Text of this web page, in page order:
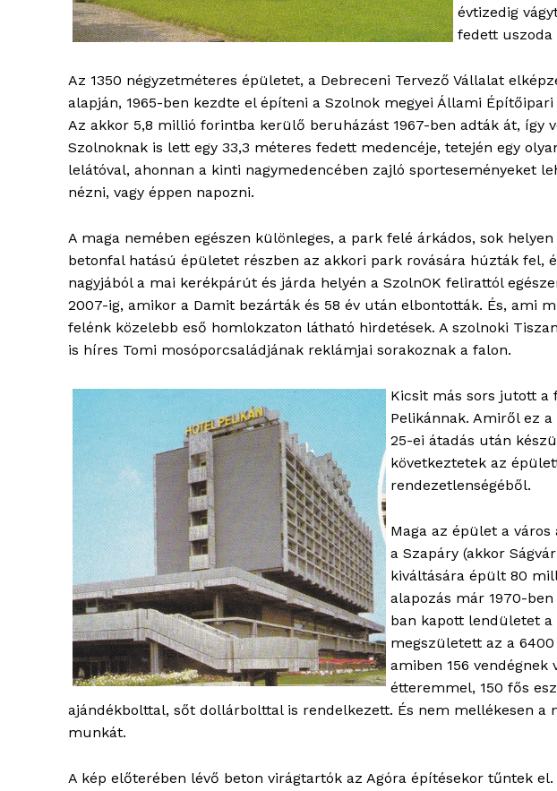
évtizedig
fedett uszoda
Az 1350 négyzetméteres épületet, a Debreceni Tervező Vállalat
alapján, 1965-ben kezdte el építeni a Szolnok megyei Állami Építőipari
Az akkor 5,8 millió forintba kerülő beruházást 1967-ben adták át, így
Szolnoknak is lett egy 33,3 méteres fedett medencéje, tetején egy
lelátóval, ahonnan a kinti nagymedencében zajló sporteseményeket
nézni, vagy éppen napozni.
A maga nemében egészen különleges, a park felé árkádos, sok
betonfal hatású épületet részben az akkori park rovására húzták fel,
nagyjából a mai kerékpárút és járda helyén a SzolnOK felirattól
2007-ig, amikor a Damit bezárták és 58 év után elbontották. És, ami
felénk közelebb eső homlokzaton látható hirdetések. A szolnoki
is híres Tomi mosóporcsaládjának reklámjai sorakoznak a falon.
Kicsit más sors jutott a
Pelikánnak. Amiről ez
25-ei átadás után
következtetek az
rendezetlenségéből.
Maga az épület a
a Szapáry (akkor
kiváltására épült 80
alapozás már 1970-
ban kapott lendületet
megszületett az a
amiben 156 vendégnek
étteremmel, 150 fős
ajándékbolttal, sőt dollárbolttal is rendelkezett. És nem mellékesen a
munkát.
A kép előterében lévő beton virágtartók az Agóra építésekor tűntek